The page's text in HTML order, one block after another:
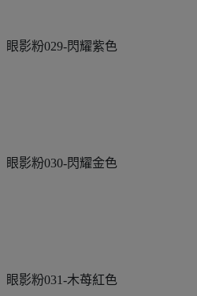
眼影粉029-閃耀紫色
眼影粉030-閃耀金色
眼影粉031-木苺紅色